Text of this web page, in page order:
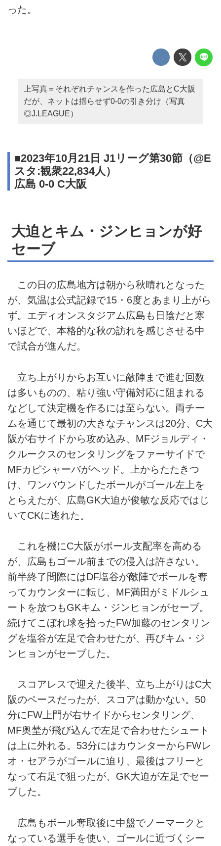
った。
上写真＝それぞれチャンスを作った広島とC大阪
だが、ネットは揺らせず0-0の引き分け（写真
◎J.LEAGUE）
■2023年10月21日 J1リーグ第30節（@E
スタ:観衆22,834人）
広島 0-0 C大阪
大迫とキム・ジンヒョンが好
セーブ
この日の広島地方は朝から秋晴れとなった
が、気温は公式記録で15・6度とあまり上がら
ず。エディオンスタジアム広島も日陰だと寒
いほどで、本格的な秋の訪れを感じさせる中
で試合が進んだ。
立ち上がりからお互いに敵陣まで進む回数
は多いものの、粘り強い守備対応に阻まれる
などして決定機を作るには至らない。両チー
ムを通じて最初の大きなチャンスは20分、C大
阪が右サイドから攻め込み、MFジョルディ・
クルークスのセンタリングをファーサイドで
MFカピシャーバがヘッド。上からたたきつ
け、ワンバウンドしたボールがゴール左上を
とらえたが、広島GK大迫が俊敏な反応ではじ
いてCKに逃れた。
これを機にC大阪がボール支配率を高める
が、広島もゴール前までの侵入は許さない。
前半終了間際にはDF塩谷が敵陣でボールを奪
ってカウンターに転じ、MF満田がミドルシュ
ートを放つもGKキム・ジンヒョンがセーブ。
続けてこぼれ球を拾ったFW加藤のセンタリン
グを塩谷が左足で合わせたが、再びキム・ジ
ンヒョンがセーブした。
スコアレスで迎えた後半、立ち上がりはC大
阪のペースだったが、スコアは動かない。50
分にFW上門が右サイドからセンタリング、
MF奥埜が飛び込んで左足で合わせたシュート
は上に外れる。53分にはカウンターからFWレ
オ・セアラがゴールに迫り、最後はフリーと
なって右足で狙ったが、GK大迫が左足でセー
ブした。
広島もボール奪取後に中盤でノーマークと
なっている選手を使い、ゴールに近づくシー